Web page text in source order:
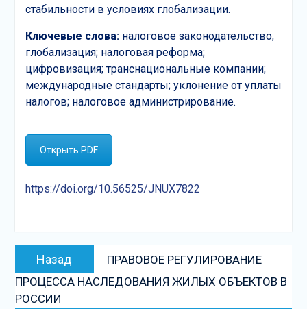
стабильности в условиях глобализации.
Ключевые слова:налоговое законодательство;
глобализация; налоговая реформа;
цифровизация; транснациональные компании;
международные стандарты; уклонение от уплаты
налогов; налоговое администрирование.
Открыть PDF
https://doi.org/10.56525/JNUX7822
Навигация
записям
Назад
запись:
ПРАВОВОЕ РЕГУЛИРОВАНИЕ
ПРОЦЕССА НАСЛЕДОВАНИЯ ЖИЛЫХ ОБЪЕКТОВ В
РОССИИ